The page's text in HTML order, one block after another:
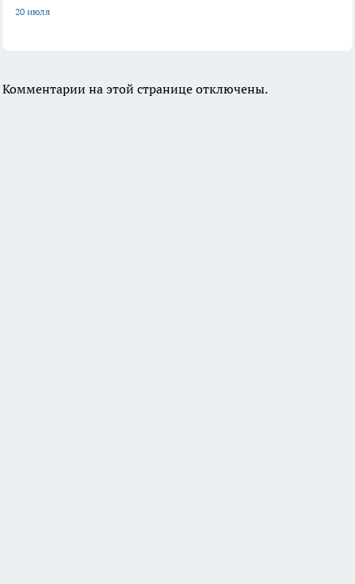
20 июля
Комментарии на этой странице отключены.